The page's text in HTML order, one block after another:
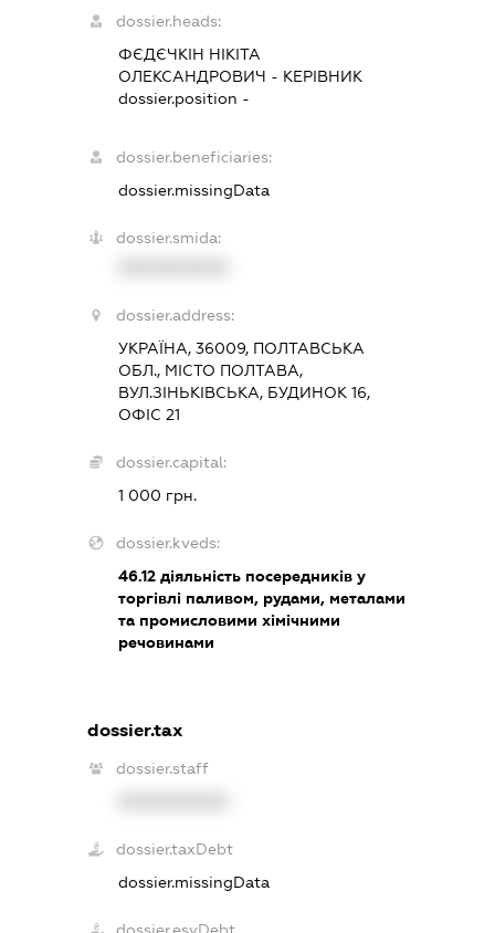
dossier.heads:
ФЄДЄЧКІН НІКІТА
ОЛЕКСАНДРОВИЧ - КЕРІВНИК
dossier.position -
dossier.beneficiaries:
dossier.missingData
dossier.smida:
dossier.address:
УКРАЇНА, 36009, ПОЛТАВСЬКА
ОБЛ., МІСТО ПОЛТАВА,
ВУЛ.ЗІНЬКІВСЬКА, БУДИНОК 16,
ОФІС 21
dossier.capital:
1 000 грн.
dossier.kveds:
46.12діяльність посередників у
торгівлі паливом, рудами, металами
та промисловими хімічними
речовинами
dossier.tax
dossier.staff
dossier.taxDebt
dossier.missingData
dossier.esvDebt